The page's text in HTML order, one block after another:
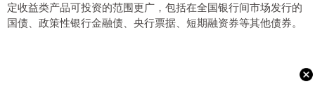
定收益类产品可投资的范围更广，包括在全国银行间市场发行的
国债、政策性银行金融债、央行票据、短期融资券等其他债券。